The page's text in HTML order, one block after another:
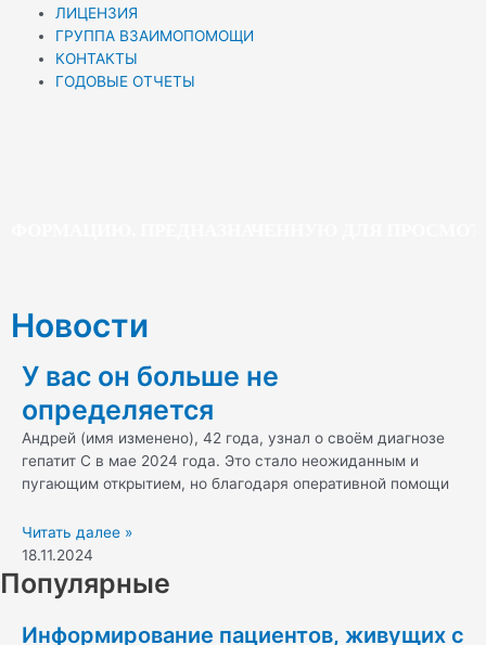
ЛИЦЕНЗИЯ
ГРУППА ВЗАИМОПОМОЩИ
КОНТАКТЫ
ГОДОВЫЕ ОТЧЕТЫ
Новости
У вас он больше не
определяется
Андрей (имя изменено), 42 года, узнал о своём диагнозе
гепатит С в мае 2024 года. Это стало неожиданным и
пугающим открытием, но благодаря оперативной помощи
Читать далее »
18.11.2024
Популярные
Информирование пациентов, живущих с